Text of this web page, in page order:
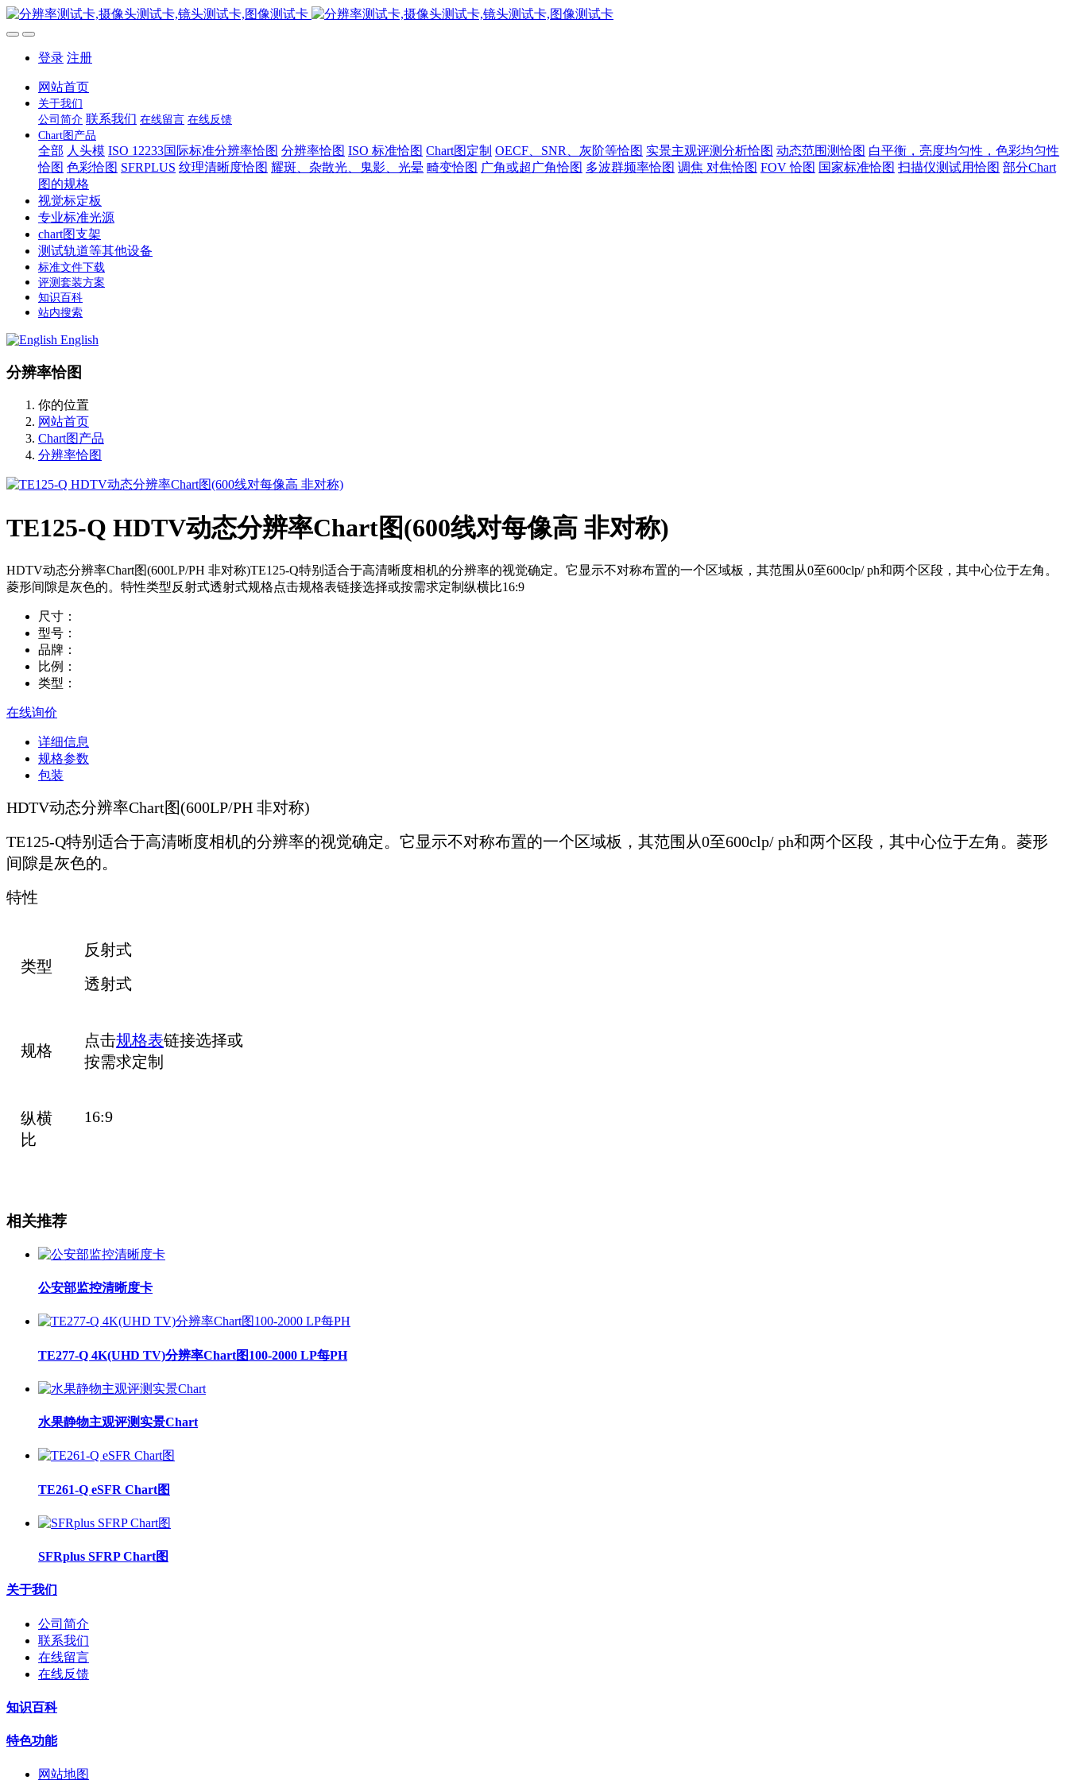
登录 注册
网站首页
关于我们
公司简介 联系我们 在线留言 在线反馈
Chart图产品
全部 人头模 ISO 12233国际标准分辨率恰图 分辨率恰图 ISO 标准恰图 Chart图定制 OECF、SNR、灰阶等恰图 实景主观评测分析恰图 动态范围测恰图 白平衡，亮度均匀性，色彩均匀性
恰图 色彩恰图 SFRPLUS 纹理清晰度恰图 耀斑、杂散光、鬼影、光晕 畸变恰图 广角或超广角恰图 多波群频率恰图 调焦 对焦恰图 FOV 恰图 国家标准恰图 扫描仪测试用恰图 部分Chart
图的规格
视觉标定板
专业标准光源
chart图支架
测试轨道等其他设备
标准文件下载
评测套装方案
知识百科
站内搜索
English
分辨率恰图
你的位置
网站首页
Chart图产品
分辨率恰图
TE125-Q HDTV动态分辨率Chart图(600线对每像高 非对称)
HDTV动态分辨率Chart图(600LP/PH 非对称)TE125-Q特别适合于高清晰度相机的分辨率的视觉确定。它显示不对称布置的一个区域板，其范围从0至600clp/ ph和两个区段，其中心位于左角。
菱形间隙是灰色的。特性类型反射式透射式规格点击规格表链接选择或按需求定制纵横比16:9
尺寸：
型号：
品牌：
比例：
类型：
在线询价
详细信息
规格参数
包装
HDTV动态分辨率Chart图(600LP/PH 非对称)
TE125-Q特别适合于高清晰度相机的分辨率的视觉确定。它显示不对称布置的一个区域板，其范围从0至600clp/ ph和两个区段，其中心位于左角。菱形
间隙是灰色的。
特性
类型
反射式
透射式
规格
点击规格表链接选择或
按需求定制
纵横
比
16:9
相关推荐
公安部监控清晰度卡
TE277-Q 4K(UHD TV)分辨率Chart图100-2000 LP每PH
水果静物主观评测实景Chart
TE261-Q eSFR Chart图
SFRplus SFRP Chart图
关于我们
公司简介
联系我们
在线留言
在线反馈
知识百科
特色功能
网站地图